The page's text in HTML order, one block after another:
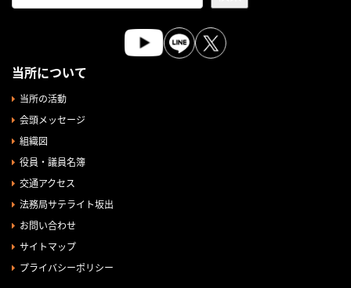
当所について
当所の活動
会頭メッセージ
組織図
役員・議員名簿
交通アクセス
法務局サテライト坂出
お問い合わせ
サイトマップ
プライバシーポリシー